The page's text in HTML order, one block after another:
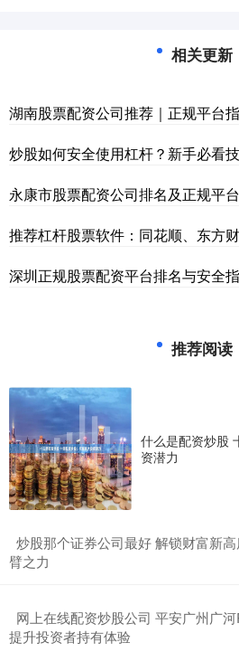
相关更新
湖南股票配资公司推荐｜正规平台
炒股如何安全使用杠杆？新手必看
永康市股票配资公司排名及正规平
推荐杠杆股票软件：同花顺、东方财
深圳正规股票配资平台排名与安全
推荐阅读
什么是配资炒股
资潜力
炒股那个证券公司最好 解锁财富新
臂之力
网上在线配资炒股公司 平安广州广
提升投资者持有体验